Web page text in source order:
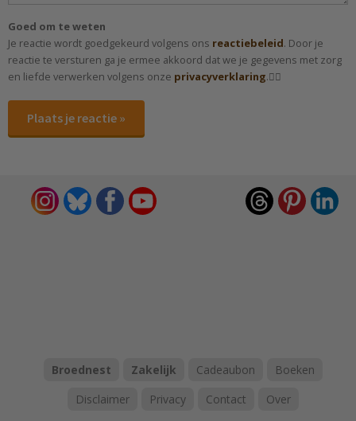
Goed om te weten
Je reactie wordt goedgekeurd volgens ons reactiebeleid. Door je
reactie te versturen ga je ermee akkoord dat we je gegevens met zorg
en liefde verwerken volgens onze privacyverklaring.✌🏻
Plaats je reactie »
Broednest Zakelijk Cadeaubon
Boeken
Disclaimer
Privacy Contact Over